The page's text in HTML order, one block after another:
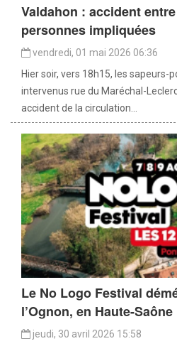
Valdahon : accident
personnes impliquées
vendredi, 01 mai 2026 06:36
Hier soir, vers 18h15, les sapeurs-
intervenus rue du Maréchal-
accident de la circulation...
Le No Logo Festival
l’Ognon, en Haute-Saône
jeudi, 30 avril 2026 15:58